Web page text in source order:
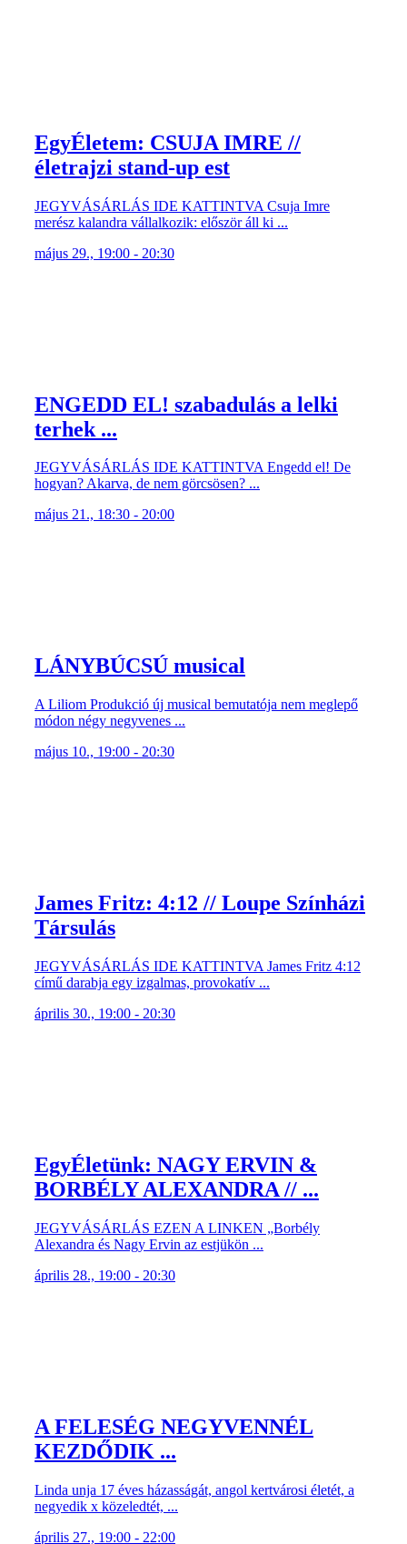
EgyÉletem: CSUJA IMRE //
életrajzi stand-up est
JEGYVÁSÁRLÁS IDE KATTINTVA Csuja Imre
merész kalandra vállalkozik: először áll ki ...
május 29., 19:00 - 20:30
ENGEDD EL! szabadulás a lelki
terhek ...
JEGYVÁSÁRLÁS IDE KATTINTVA Engedd el! De
hogyan? Akarva, de nem görcsösen? ...
május 21., 18:30 - 20:00
LÁNYBÚCSÚ musical
A Liliom Produkció új musical bemutatója nem meglepő
módon négy negyvenes ...
május 10., 19:00 - 20:30
James Fritz: 4:12 // Loupe Színházi
Társulás
JEGYVÁSÁRLÁS IDE KATTINTVA James Fritz 4:12
című darabja egy izgalmas, provokatív ...
április 30., 19:00 - 20:30
EgyÉletünk: NAGY ERVIN &
BORBÉLY ALEXANDRA // ...
JEGYVÁSÁRLÁS EZEN A LINKEN „Borbély
Alexandra és Nagy Ervin az estjükön ...
április 28., 19:00 - 20:30
A FELESÉG NEGYVENNÉL
KEZDŐDIK ...
Linda unja 17 éves házasságát, angol kertvárosi életét, a
negyedik x közeledtét, ...
április 27., 19:00 - 22:00